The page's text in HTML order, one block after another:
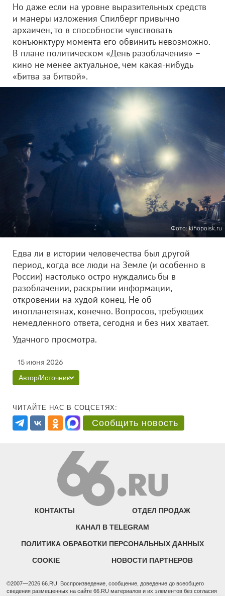
Но даже если на уровне выразительных средств
и манеры изложения Спилберг привычно
архаичен, то в способности чувствовать
конъюнктуру момента его обвинить невозможно.
В плане политическом «День разоблачения» –
кино не менее актуальное, чем какая-нибудь
«Битва за битвой».
Фото: kinopoisk.ru
Едва ли в истории человечества был другой
период, когда все люди на Земле (и особенно в
России) настолько остро нуждались бы в
разоблачении, раскрытии информации,
откровении на худой конец. Не об
инопланетянах, конечно. Вопросов, требующих
немедленного ответа, сегодня и без них хватает.
Удачного просмотра.
15 июня 2026
Автор/Источник
ЧИТАЙТЕ НАС В СОЦСЕТЯХ:
Сообщить новость
КОНТАКТЫ ОТДЕЛ ПРОДАЖ
КАНАЛ В TELEGRAM
ПОЛИТИКА ОБРАБОТКИ ПЕРСОНАЛЬНЫХ ДАННЫХ
COOKIE НОВОСТИ ПАРТНЕРОВ
©2007—2026 66.RU. Воспроизведение, сообщение, доведение до всеобщего
сведения размещенных на сайте 66.RU материалов и их элементов без согласия